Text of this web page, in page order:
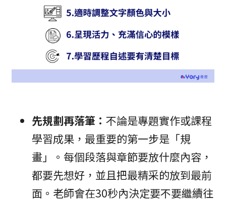
先規劃再落筆： 不論是專題實作或課程
學習成果，最重要的第一步是「規
畫」。每個段落與章節要放什麼內容，
都要先想好，並且把最精采的放到最前
面。老師會在30秒內決定要不要繼續往